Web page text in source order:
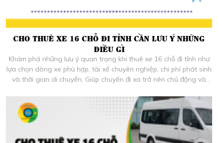
CHO THUÊ XE 16 CHỖ ĐI TỈNH CẦN LƯU Ý NHỮNG
ĐIỀU GÌ
Khám phá những lưu ý quan trọng khi thuê xe 16 chỗ đi tỉnh như
lựa chọn dòng xe phù hợp, tài xế chuyên nghiệp, chi phí phát sinh
và thời gian di chuyển. Giúp chuyến đi xa trở nên chủ động và